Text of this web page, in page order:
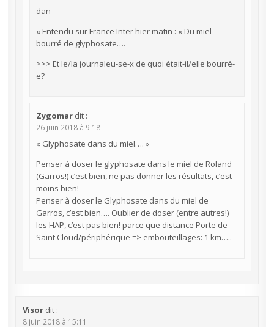
dan
« Entendu sur France Inter hier matin : « Du miel
bourré de glyphosate….
>>> Et le/la journaleu-se-x de quoi était-il/elle bourré-
e?
Zygomar dit :
26 juin 2018 à 9:18
« Glyphosate dans du miel…. »
Penser à doser le glyphosate dans le miel de Roland
(Garros!) c’est bien, ne pas donner les résultats, c’est
moins bien!
Penser à doser le Glyphosate dans du miel de
Garros, c’est bien…. Oublier de doser (entre autres!)
les HAP, c’est pas bien! parce que distance Porte de
Saint Cloud/périphérique => embouteillages: 1 km…..
Visor dit :
8 juin 2018 à 15:11